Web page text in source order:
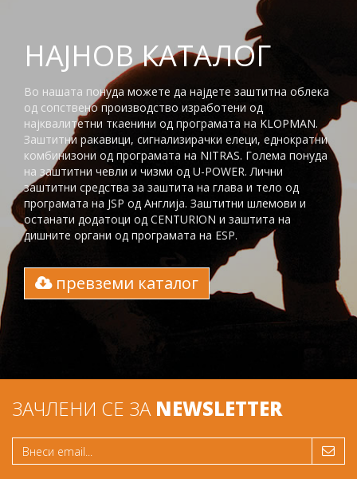
НАЈНОВ КАТАЛОГ
Во нашата понуда можете да најдете заштитна облека
од сопствено производство изработени од
најквалитетни ткаенини од програмата на KLOPMAN.
Заштитни ракавици, сигнализирачки елеци, еднократни
комбинизони од програмата на NITRAS. Голема понуда
на заштитни чевли и чизми од U-POWER. Лични
заштитни средства за заштита на глaва и тело од
програмата на JSP од Англија. Заштитни шлемови и
останати додатоци од CENTURION и заштита на
дишните органи од програмата на ESP.
превземи каталог
ЗАЧЛЕНИ СЕ ЗА NEWSLETTER